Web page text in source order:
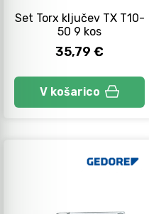
Set Torx ključev TX T10-
50 9 kos
35,79 €
V košarico